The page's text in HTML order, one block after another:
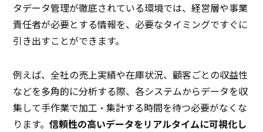
タデータ管理が徹底されている環境では、経営層や事業
責任者が必要とする情報を、必要なタイミングですぐに
引き出すことができます。
例えば、全社の売上実績や在庫状況、顧客ごとの収益性
などを多角的に分析する際、各システムからデータを収
集して手作業で加工・集計する時間を待つ必要がなくな
ります。信頼性の高いデータをリアルタイムに可視化し